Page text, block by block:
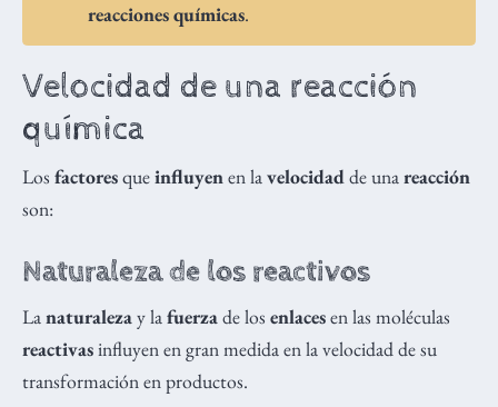
reacciones químicas.
Velocidad de una reacción
química
Los factoresqueinfluyenen lavelocidadde unareacción
son:
Naturaleza de los reactivos
Lanaturalezay lafuerzade los enlacesen las moléculas
reactivasinfluyen en gran medida en la velocidad de su
transformación en productos.